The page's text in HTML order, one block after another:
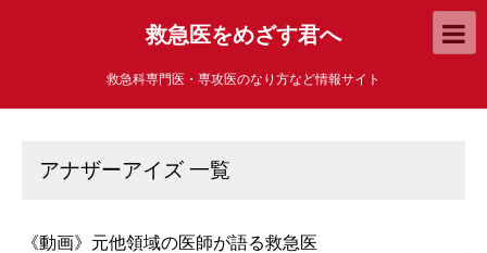
救急医をめざす君へ
救急科専門医・専攻医のなり方など情報サイト
アナザーアイズ 一覧
《動画》元他領域の医師が語る救急医